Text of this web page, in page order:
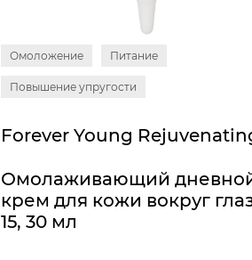
Омоложение Питание
Повышение упругости
Омолаживающий
крем для кожи вокруг
15, 30 мл